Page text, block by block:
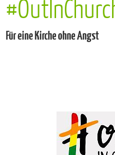
Für eine Kirche ohne Angst